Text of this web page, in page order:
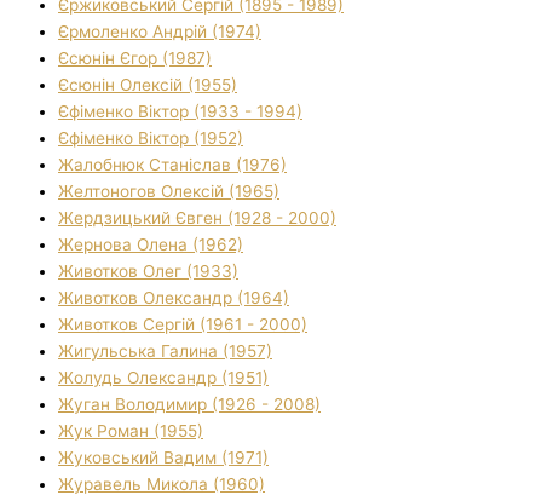
Єржиковський Сергій (1895 - 1989)
Єрмоленко Андрій (1974)
Єсюнін Єгор (1987)
Єсюнін Олексій (1955)
Єфіменко Віктор (1933 - 1994)
Єфіменко Віктор (1952)
Жалобнюк Станіслав (1976)
Желтоногов Олексій (1965)
Жердзицький Євген (1928 - 2000)
Жернова Олена (1962)
Животков Олег (1933)
Животков Олександр (1964)
Животков Сергій (1961 - 2000)
Жигульська Галина (1957)
Жолудь Олександр (1951)
Жуган Володимир (1926 - 2008)
Жук Роман (1955)
Жуковський Вадим (1971)
Журавель Микола (1960)